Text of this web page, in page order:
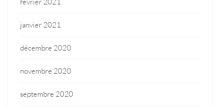
janvier 2021
décembre 2020
novembre 2020
septembre 2020